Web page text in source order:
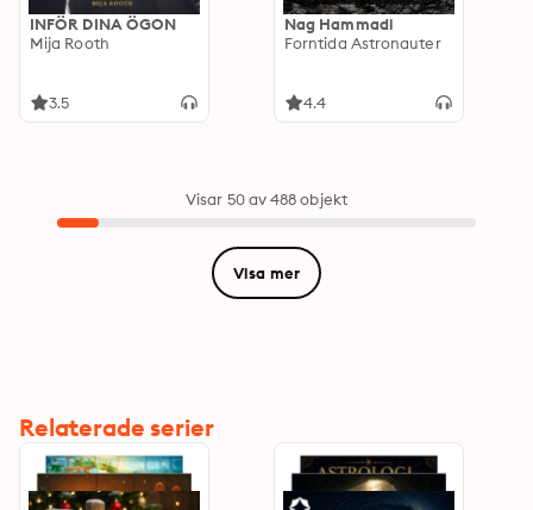
INFÖR DINA ÖGON
Mija Rooth
3.5
Nag Hammadi
Forntida Astronauter
4.4
Visar 50 av 488 objekt
Visa mer
Relaterade serier